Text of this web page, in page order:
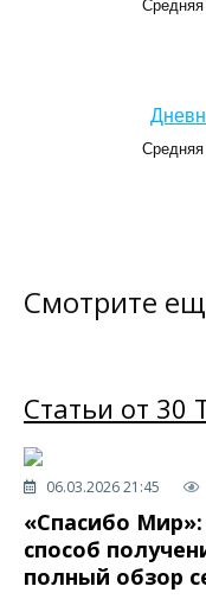
Смотрите
Статьи от 30
06.03.2026 21:45
«Спасибо
способ
полный обзор